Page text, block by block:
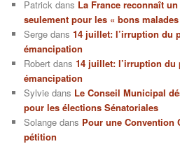
Patrick dans La France reconnaît
seulement pour les « bons malades
Serge dans14 juillet: l’irruption du
émancipation
Robert dans14 juillet: l’irruption du
émancipation
Sylvie dans Le Conseil Municipal
pour les élections Sénatoriales
Solange dans Pour une Convention
pétition